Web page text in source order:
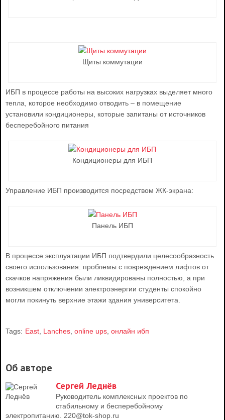
Щиты коммутации
ИБП в процессе работы на высоких нагрузках выделяет много
тепла, которое необходимо отводить – в помещение
установили кондиционеры, которые запитаны от источников
бесперебойного питания
Кондиционеры для ИБП
Управление ИБП производится посредством ЖК-экрана:
Панель ИБП
В процессе эксплуатации ИБП подтвердили целесообразность
своего использования: проблемы с повреждением лифтов от
скачков напряжения были ликвидированы полностью, а при
возникшем отключении электроэнергии студенты спокойно
могли покинуть верхние этажи здания университета.
Tags: East Lanches ,online ups ,онлайн ибп
Об авторе
Сергей Леднёв
Руководитель комплексных проектов по
стабильному и бесперебойному
электропитанию. 220@tok-shop.ru